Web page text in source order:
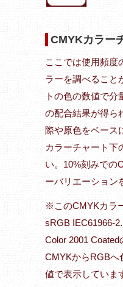
CMYKカラー
ここでは使用頻度
ラーを調べること
トの色の数値で分
の配合結果が得ら
際や原色をベース
カラーチャート下
い。10%刻みでの
ーバリエーション
※このCMYKカラ
sRGB IEC61966-
Color 2001 Coated
CMYKからRGBへ
値で表示していま